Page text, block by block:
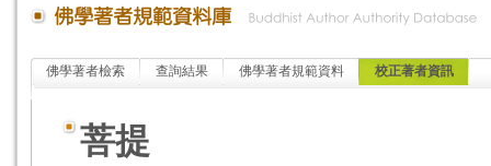
佛學著者檢索 查詢結果 佛學著者規範資料 校正著者資訊
菩提